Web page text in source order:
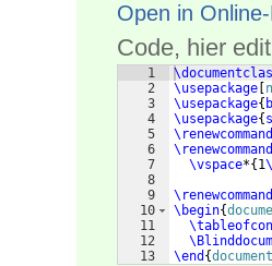
Open in
Code, hier
1
2
3
4
5
6
7
8
9
10
11
12
13
\usepackage
\usepackage{
\usepackage{
\renewcommand
\renewcommand
\vspace*{ 1
\renewcommand
\begin{
\end {document